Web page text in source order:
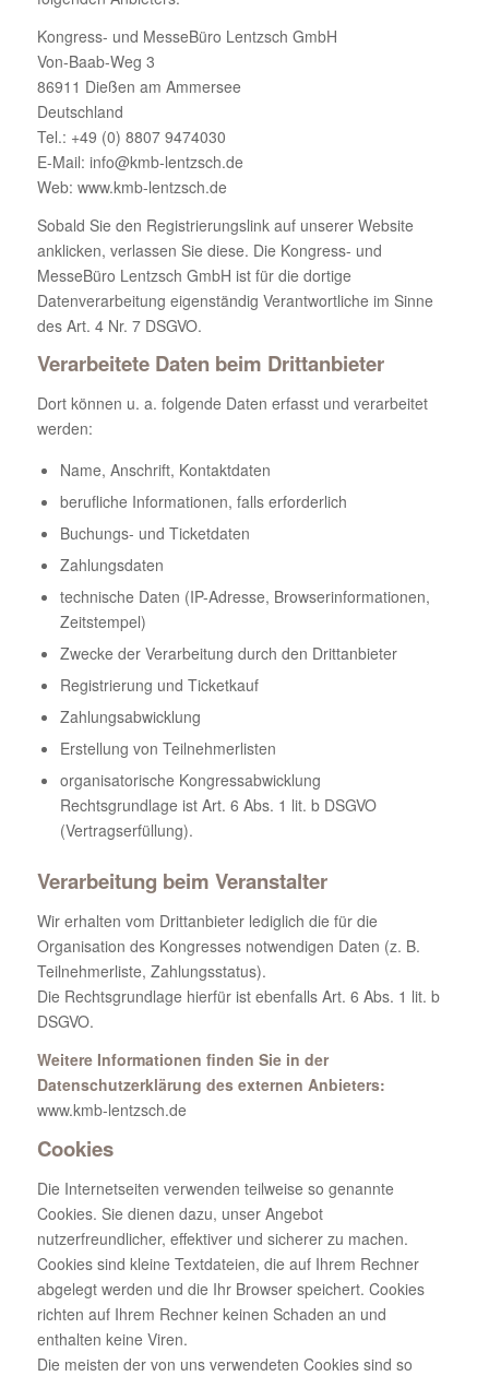
Kongress- und MesseBüro Lentzsch GmbH
Von-Baab-Weg 3
86911 Dießen am Ammersee
Deutschland
Tel.: +49 (0) 8807 9474030
E-Mail: info@kmb-lentzsch.de
Web: www.kmb-lentzsch.de
Sobald Sie den Registrierungslink auf unserer Website
anklicken, verlassen Sie diese. Die Kongress- und
MesseBüro Lentzsch GmbH ist für die dortige
Datenverarbeitung eigenständig Verantwortliche im Sinne
des Art. 4 Nr. 7 DSGVO.
Verarbeitete Daten beim Drittanbieter
Dort können u. a. folgende Daten erfasst und verarbeitet
werden:
Name, Anschrift, Kontaktdaten
berufliche Informationen, falls erforderlich
Buchungs- und Ticketdaten
Zahlungsdaten
technische Daten (IP-Adresse, Browserinformationen,
Zeitstempel)
Zwecke der Verarbeitung durch den Drittanbieter
Registrierung und Ticketkauf
Zahlungsabwicklung
Erstellung von Teilnehmerlisten
organisatorische Kongressabwicklung
Rechtsgrundlage ist Art. 6 Abs. 1 lit. b DSGVO
(Vertragserfüllung).
Verarbeitung beim Veranstalter
Wir erhalten vom Drittanbieter lediglich die für die
Organisation des Kongresses notwendigen Daten (z. B.
Teilnehmerliste, Zahlungsstatus).
Die Rechtsgrundlage hierfür ist ebenfalls Art. 6 Abs. 1 lit. b
DSGVO.
Weitere Informationen finden Sie in der
Datenschutzerklärung des externen Anbieters:
www.kmb-lentzsch.de
Cookies
Die Internetseiten verwenden teilweise so genannte
Cookies. Sie dienen dazu, unser Angebot
nutzerfreundlicher, effektiver und sicherer zu machen.
Cookies sind kleine Textdateien, die auf Ihrem Rechner
abgelegt werden und die Ihr Browser speichert. Cookies
richten auf Ihrem Rechner keinen Schaden an und
enthalten keine Viren.
Die meisten der von uns verwendeten Cookies sind so